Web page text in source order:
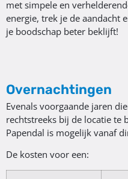
met simpele en
energie, trek je de aandacht
je boodschap beter beklijft!
Overnachtingen
Evenals voorgaande jaren
rechtstreeks bij de locatie te
Papendal is mogelijk vanaf
De kosten voor een: